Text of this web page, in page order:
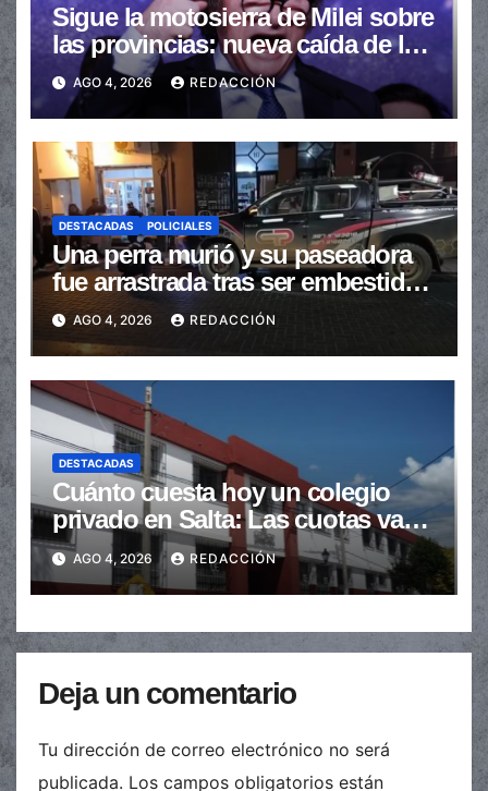
Sigue la motosierra de Milei sobre
las provincias: nueva caída de las
transferencias no automáticas
AGO 4, 2026 REDACCIÓN
DESTACADAS POLICIALES
Una perra murió y su paseadora
fue arrastrada tras ser embestidas
en la senda peatonal
AGO 4, 2026 REDACCIÓN
DESTACADAS
Cuánto cuesta hoy un colegio
privado en Salta: Las cuotas van
de $110.000 a más de $600.000
AGO 4, 2026 REDACCIÓN
Deja un comentario
Tu dirección de correo electrónico no será
publicada. Los campos obligatorios están